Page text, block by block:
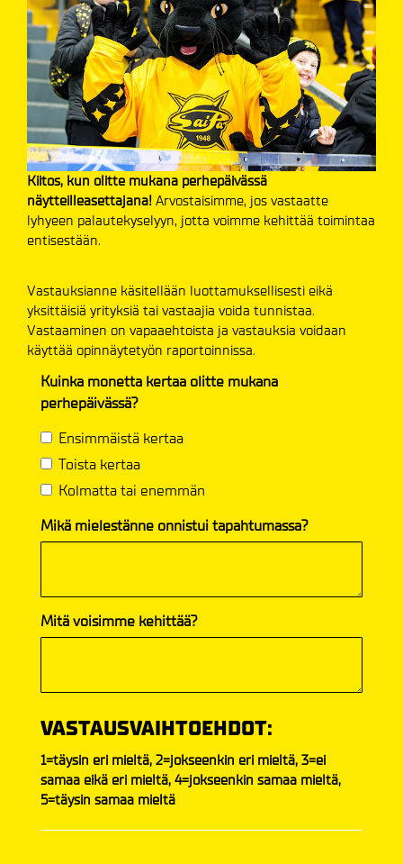
Kiitos, kun olitte mukana perhepäivässä
näytteilleasettajana! Arvostaisimme, jos vastaatte
lyhyeen palautekyselyyn, jotta voimme kehittää toimintaa
entisestään.
Vastauksianne käsitellään luottamuksellisesti eikä
yksittäisiä yrityksiä tai vastaajia voida tunnistaa.
Vastaaminen on vapaaehtoista ja vastauksia voidaan
käyttää opinnäytetyön raportoinnissa.
Kuinka monetta kertaa olitte mukana
perhepäivässä?
Ensimmäistä kertaa
Toista kertaa
Kolmatta tai enemmän
Mikä mielestänne onnistui tapahtumassa?
Mitä voisimme kehittää?
VASTAUSVAIHTOEHDOT:
1=täysin eri mieltä, 2=jokseenkin eri mieltä, 3=ei
samaa eikä eri mieltä, 4=jokseenkin samaa mieltä,
5=täysin samaa mieltä